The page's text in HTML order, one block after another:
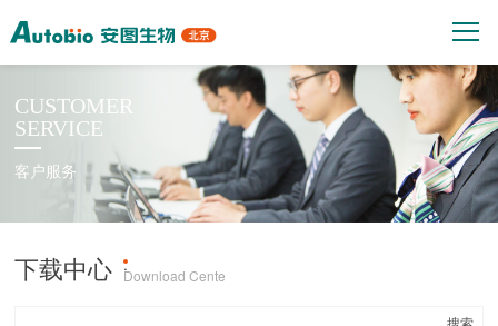
CUSTOMER
SERVICE
客户服务
下载中心 ·Download Cente